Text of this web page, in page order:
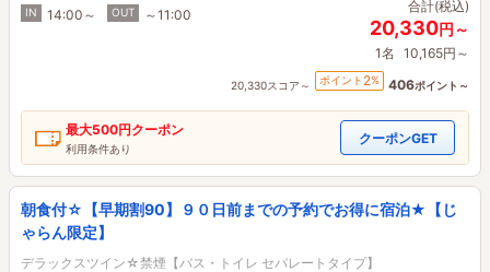
IN
14:00～ OUT ～11:00
合計(税込)
20,330円～
1名 10,165円～
20,330スコア～ ポイント 2% 406ポイント～
最大500円クーポン
利用条件あり
クーポンGET
朝食付☆【早期割90】９０日前までの予約でお得に宿泊★【じ
ゃらん限定】
デラックスツイン☆禁煙【バス・トイレ セパレートタイプ】